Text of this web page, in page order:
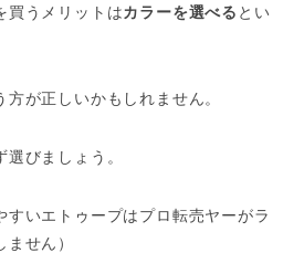
買うメリットはカラーを選べる とい
方が正しいかもしれません。
びましょう。
すいエトゥープはプロ転売ヤーがラ
せん）